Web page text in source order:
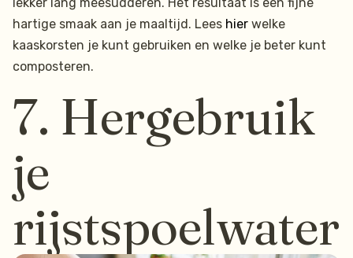
hartige smaak aan je maaltijd. Lees hier welke
kaaskorsten je kunt gebruiken en welke je beter kunt
composteren.
7. Hergebruik
je
rijstspoelwater